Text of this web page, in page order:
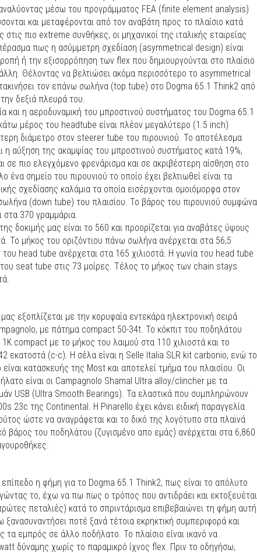
αναλύοντας μέσω του προγράμματος FEA (finite element analysis)
και μεταφέρονται από τον αναβάτη προς το πλαίσιο κατά
πιο extreme συνθήκες, οι μηχανικοί της ιταλικής εταιρείας
πως η ασύμμετρη σχεδίαση (asymmetrical design) είναι
ή την εξισορρόπηση των flex που δημιουργούνται στο πλαίσιο
Θέλοντας να βελτιώσει ακόμα περισσότερο το asymmetrical
τον επάνω σωλήνα (top tube) στο Dogma 65.1 Think2 από
δεξιά πλευρά του.
και η αεροδυναμική του μπροστινού συστήματος του Dogma 65.1
μέρος του headtube είναι πλέον μεγαλύτερο (1.5 inch)
διάμετρο στον steerer tube του πιρουνιού. Το αποτέλεσμα
η αύξηση της ακαμψίας του μπροστινού συστήματος κατά 19%,
σε πιο ελεγχόμενο φρενάρισμα και σε ακριβέστερη αίσθηση στο
ένα σημείο του πιρουνιού το οποίο έχει βελτιωθεί είναι τα
σχεδίασης καλάμια τα οποία εισέρχονται ομοιόμορφα στον
(down tube) του πλαισίου. Το βάρος του πιρουνιού συμφώνα
370 γραμμάρια.
δοκιμής μας είναι το 560 και προορίζεται για αναβάτες ύψους
Το μήκος του οριζόντιου πάνω σωλήνα ανέρχεται στα 56,5
head tube ανέρχεται στα 165 χιλιοστά. Η γωνία του head tube
του seat tube στις 73 μοίρες. Τέλος το μήκος των chain stays
εξοπλίζεται με την κορυφαία εντεκάρα ηλεκτρονική σειρά
με πάτημα compact 50-34t. To κόκπιτ του ποδηλάτου
1K compact με το μήκος του λαιμού στα 110 χιλιοστά και το
εκατοστά (c-c). Η σέλα είναι η Selle Italia SLR kit carbonio, ενώ το
κατασκευής της Most και αποτελεί τμήμα του πλαισίου. Oι
είναι οι Campagnolo Shamal Ultra alloy/clincher με τα
USB (Ultra Smooth Bearings). Τα ελαστικά που συμπληρώνουν
23c της Continental. Η Pinarello έχει κάνει ειδική παραγγελία
ώστε να αναγράφεται και το δικό της λογότυπο στα πλαϊνά
βάρος του ποδηλάτου (ζυγισμένο απο εμάς) ανέρχεται στα 6,860
η φήμη για το Dogma 65.1 Think2, πως είναι το απόλυτο
το, έχω να πω πως ο τρόπος που αντιδράει και εκτοξευέται
πεταλιές) κατά το σπριντάρισμα επιβεβαιώνει τη φήμη αυτή
ποτέ ξανά τέτοια εκρηκτική συμπεριφορά και
εμπρός σε άλλο ποδήλατο. Το πλαίσιο είναι ικανό να
δύναμης χωρίς το παραμικρό ίχνος flex. Πριν το οδηγήσω,